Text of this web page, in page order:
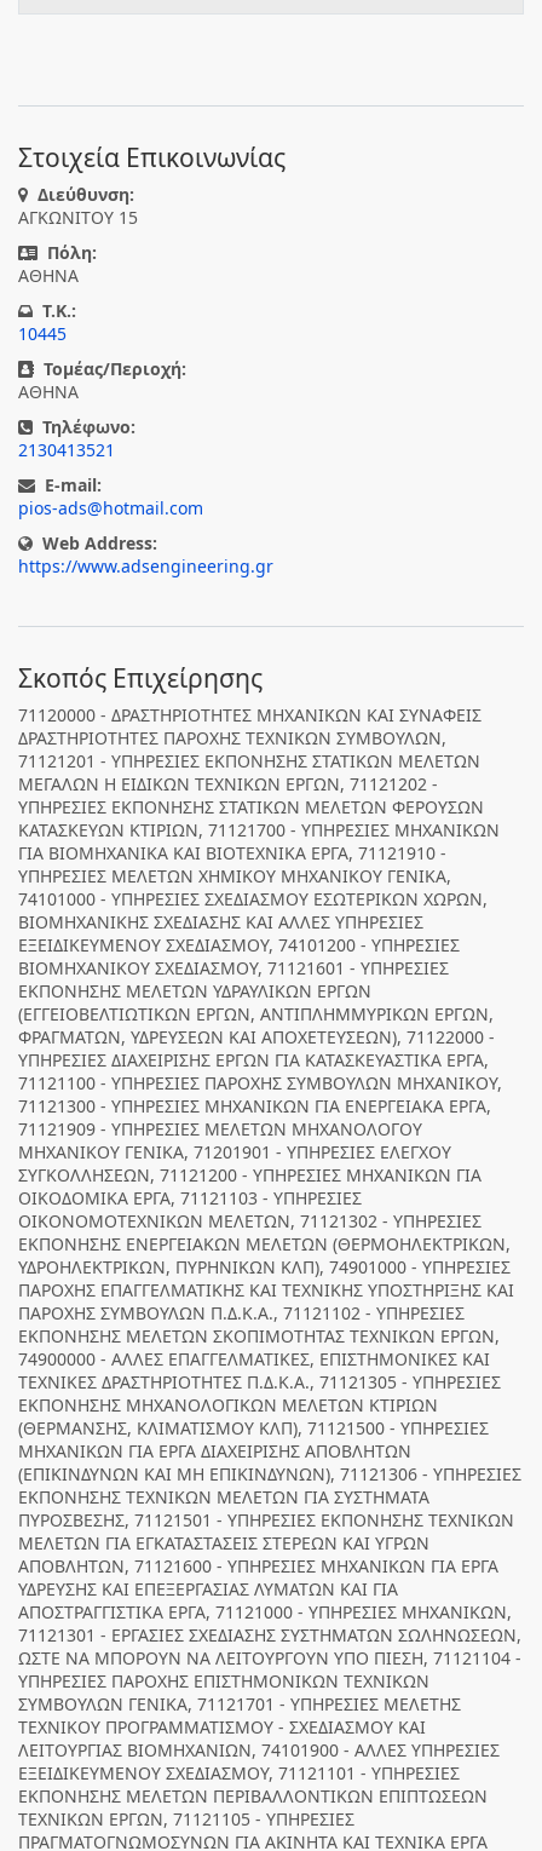
Στοιχεία Επικοινωνίας
Διεύθυνση:
ΑΓΚΩΝΙΤΟΥ 15
Πόλη:
ΑΘΗΝΑ
T.K.:
10445
Τομέας/Περιοχή:
ΑΘΗΝΑ
Τηλέφωνο:
2130413521
E-mail:
pios-ads@hotmail.com
Web Address:
https://www.adsengineering.gr
Σκοπός Επιχείρησης
71120000 - ΔΡΑΣΤΗΡΙΟΤΗΤΕΣ ΜΗΧΑΝΙΚΩΝ ΚΑΙ ΣΥΝΑΦΕΙΣ
ΔΡΑΣΤΗΡΙΟΤΗΤΕΣ ΠΑΡΟΧΗΣ ΤΕΧΝΙΚΩΝ ΣΥΜΒΟΥΛΩΝ,
71121201 - ΥΠΗΡΕΣΙΕΣ ΕΚΠΟΝΗΣΗΣ ΣΤΑΤΙΚΩΝ ΜΕΛΕΤΩΝ
ΜΕΓΑΛΩΝ Η ΕΙΔΙΚΩΝ ΤΕΧΝΙΚΩΝ ΕΡΓΩΝ, 71121202 -
ΥΠΗΡΕΣΙΕΣ ΕΚΠΟΝΗΣΗΣ ΣΤΑΤΙΚΩΝ ΜΕΛΕΤΩΝ ΦΕΡΟΥΣΩΝ
ΚΑΤΑΣΚΕΥΩΝ ΚΤΙΡΙΩΝ, 71121700 - ΥΠΗΡΕΣΙΕΣ ΜΗΧΑΝΙΚΩΝ
ΓΙΑ ΒΙΟΜΗΧΑΝΙΚΑ ΚΑΙ ΒΙΟΤΕΧΝΙΚΑ ΕΡΓΑ, 71121910 -
ΥΠΗΡΕΣΙΕΣ ΜΕΛΕΤΩΝ ΧΗΜΙΚΟΥ ΜΗΧΑΝΙΚΟΥ ΓΕΝΙΚΑ,
74101000 - ΥΠΗΡΕΣΙΕΣ ΣΧΕΔΙΑΣΜΟΥ ΕΣΩΤΕΡΙΚΩΝ ΧΩΡΩΝ,
ΒΙΟΜΗΧΑΝΙΚΗΣ ΣΧΕΔΙΑΣΗΣ ΚΑΙ ΑΛΛΕΣ ΥΠΗΡΕΣΙΕΣ
ΕΞΕΙΔΙΚΕΥΜΕΝΟΥ ΣΧΕΔΙΑΣΜΟΥ, 74101200 - ΥΠΗΡΕΣΙΕΣ
ΒΙΟΜΗΧΑΝΙΚΟΥ ΣΧΕΔΙΑΣΜΟΥ, 71121601 - ΥΠΗΡΕΣΙΕΣ
ΕΚΠΟΝΗΣΗΣ ΜΕΛΕΤΩΝ ΥΔΡΑΥΛΙΚΩΝ ΕΡΓΩΝ
(ΕΓΓΕΙΟΒΕΛΤΙΩΤΙΚΩΝ ΕΡΓΩΝ, ΑΝΤΙΠΛΗΜΜΥΡΙΚΩΝ ΕΡΓΩΝ,
ΦΡΑΓΜΑΤΩΝ, ΥΔΡΕΥΣΕΩΝ ΚΑΙ ΑΠΟΧΕΤΕΥΣΕΩΝ), 71122000 -
ΥΠΗΡΕΣΙΕΣ ΔΙΑΧΕΙΡΙΣΗΣ ΕΡΓΩΝ ΓΙΑ ΚΑΤΑΣΚΕΥΑΣΤΙΚΑ ΕΡΓΑ,
71121100 - ΥΠΗΡΕΣΙΕΣ ΠΑΡΟΧΗΣ ΣΥΜΒΟΥΛΩΝ ΜΗΧΑΝΙΚΟΥ,
71121300 - ΥΠΗΡΕΣΙΕΣ ΜΗΧΑΝΙΚΩΝ ΓΙΑ ΕΝΕΡΓΕΙΑΚΑ ΕΡΓΑ,
71121909 - ΥΠΗΡΕΣΙΕΣ ΜΕΛΕΤΩΝ ΜΗΧΑΝΟΛΟΓΟΥ
ΜΗΧΑΝΙΚΟΥ ΓΕΝΙΚΑ, 71201901 - ΥΠΗΡΕΣΙΕΣ ΕΛΕΓΧΟΥ
ΣΥΓΚΟΛΛΗΣΕΩΝ, 71121200 - ΥΠΗΡΕΣΙΕΣ ΜΗΧΑΝΙΚΩΝ ΓΙΑ
ΟΙΚΟΔΟΜΙΚΑ ΕΡΓΑ, 71121103 - ΥΠΗΡΕΣΙΕΣ
ΟΙΚΟΝΟΜΟΤΕΧΝΙΚΩΝ ΜΕΛΕΤΩΝ, 71121302 - ΥΠΗΡΕΣΙΕΣ
ΕΚΠΟΝΗΣΗΣ ΕΝΕΡΓΕΙΑΚΩΝ ΜΕΛΕΤΩΝ (ΘΕΡΜΟΗΛΕΚΤΡΙΚΩΝ,
ΥΔΡΟΗΛΕΚΤΡΙΚΩΝ, ΠΥΡΗΝΙΚΩΝ ΚΛΠ), 74901000 - ΥΠΗΡΕΣΙΕΣ
ΠΑΡΟΧΗΣ ΕΠΑΓΓΕΛΜΑΤΙΚΗΣ ΚΑΙ ΤΕΧΝΙΚΗΣ ΥΠΟΣΤΗΡΙΞΗΣ ΚΑΙ
ΠΑΡΟΧΗΣ ΣΥΜΒΟΥΛΩΝ Π.Δ.Κ.Α., 71121102 - ΥΠΗΡΕΣΙΕΣ
ΕΚΠΟΝΗΣΗΣ ΜΕΛΕΤΩΝ ΣΚΟΠΙΜΟΤΗΤΑΣ ΤΕΧΝΙΚΩΝ ΕΡΓΩΝ,
74900000 - ΑΛΛΕΣ ΕΠΑΓΓΕΛΜΑΤΙΚΕΣ, ΕΠΙΣΤΗΜΟΝΙΚΕΣ ΚΑΙ
ΤΕΧΝΙΚΕΣ ΔΡΑΣΤΗΡΙΟΤΗΤΕΣ Π.Δ.Κ.Α., 71121305 - ΥΠΗΡΕΣΙΕΣ
ΕΚΠΟΝΗΣΗΣ ΜΗΧΑΝΟΛΟΓΙΚΩΝ ΜΕΛΕΤΩΝ ΚΤΙΡΙΩΝ
(ΘΕΡΜΑΝΣΗΣ, ΚΛΙΜΑΤΙΣΜΟΥ ΚΛΠ), 71121500 - ΥΠΗΡΕΣΙΕΣ
ΜΗΧΑΝΙΚΩΝ ΓΙΑ ΕΡΓΑ ΔΙΑΧΕΙΡΙΣΗΣ ΑΠΟΒΛΗΤΩΝ
(ΕΠΙΚΙΝΔΥΝΩΝ ΚΑΙ ΜΗ ΕΠΙΚΙΝΔΥΝΩΝ), 71121306 - ΥΠΗΡΕΣΙΕΣ
ΕΚΠΟΝΗΣΗΣ ΤΕΧΝΙΚΩΝ ΜΕΛΕΤΩΝ ΓΙΑ ΣΥΣΤΗΜΑΤΑ
ΠΥΡΟΣΒΕΣΗΣ, 71121501 - ΥΠΗΡΕΣΙΕΣ ΕΚΠΟΝΗΣΗΣ ΤΕΧΝΙΚΩΝ
ΜΕΛΕΤΩΝ ΓΙΑ ΕΓΚΑΤΑΣΤΑΣΕΙΣ ΣΤΕΡΕΩΝ ΚΑΙ ΥΓΡΩΝ
ΑΠΟΒΛΗΤΩΝ, 71121600 - ΥΠΗΡΕΣΙΕΣ ΜΗΧΑΝΙΚΩΝ ΓΙΑ ΕΡΓΑ
ΥΔΡΕΥΣΗΣ ΚΑΙ ΕΠΕΞΕΡΓΑΣΙΑΣ ΛΥΜΑΤΩΝ ΚΑΙ ΓΙΑ
ΑΠΟΣΤΡΑΓΓΙΣΤΙΚΑ ΕΡΓΑ, 71121000 - ΥΠΗΡΕΣΙΕΣ ΜΗΧΑΝΙΚΩΝ,
71121301 - ΕΡΓΑΣΙΕΣ ΣΧΕΔΙΑΣΗΣ ΣΥΣΤΗΜΑΤΩΝ ΣΩΛΗΝΩΣΕΩΝ,
ΩΣΤΕ ΝΑ ΜΠΟΡΟΥΝ ΝΑ ΛΕΙΤΟΥΡΓΟΥΝ ΥΠΟ ΠΙΕΣΗ, 71121104 -
ΥΠΗΡΕΣΙΕΣ ΠΑΡΟΧΗΣ ΕΠΙΣΤΗΜΟΝΙΚΩΝ ΤΕΧΝΙΚΩΝ
ΣΥΜΒΟΥΛΩΝ ΓΕΝΙΚΑ, 71121701 - ΥΠΗΡΕΣΙΕΣ ΜΕΛΕΤΗΣ
ΤΕΧΝΙΚΟΥ ΠΡΟΓΡΑΜΜΑΤΙΣΜΟΥ - ΣΧΕΔΙΑΣΜΟΥ ΚΑΙ
ΛΕΙΤΟΥΡΓΙΑΣ ΒΙΟΜΗΧΑΝΙΩΝ, 74101900 - ΑΛΛΕΣ ΥΠΗΡΕΣΙΕΣ
ΕΞΕΙΔΙΚΕΥΜΕΝΟΥ ΣΧΕΔΙΑΣΜΟΥ, 71121101 - ΥΠΗΡΕΣΙΕΣ
ΕΚΠΟΝΗΣΗΣ ΜΕΛΕΤΩΝ ΠΕΡΙΒΑΛΛΟΝΤΙΚΩΝ ΕΠΙΠΤΩΣΕΩΝ
ΤΕΧΝΙΚΩΝ ΕΡΓΩΝ, 71121105 - ΥΠΗΡΕΣΙΕΣ
ΠΡΑΓΜΑΤΟΓΝΩΜΟΣΥΝΩΝ ΓΙΑ ΑΚΙΝΗΤΑ ΚΑΙ ΤΕΧΝΙΚΑ ΕΡΓΑ